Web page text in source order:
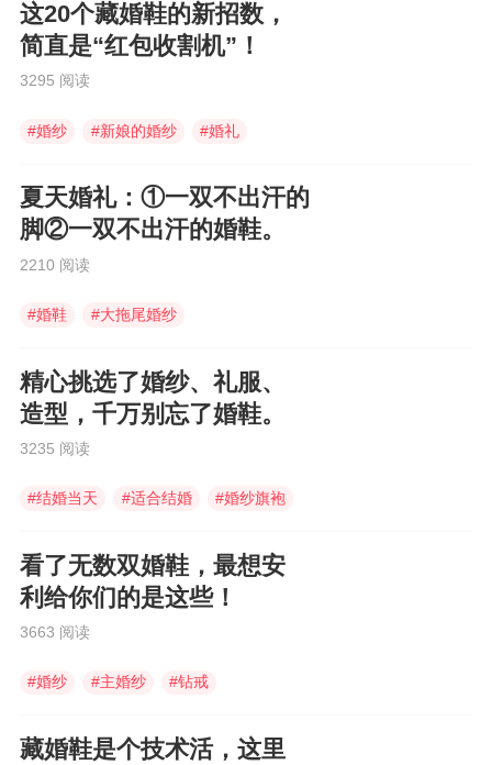
这20个藏婚鞋的新招数，
简直是“红包收割机”！
3295 阅读
#婚纱 #新娘的婚纱 #婚礼
夏天婚礼：①一双不出汗的
脚②一双不出汗的婚鞋。
2210 阅读
#婚鞋 #大拖尾婚纱
精心挑选了婚纱、礼服、
造型，千万别忘了婚鞋。
3235 阅读
#结婚当天 #适合结婚 #婚纱旗袍
看了无数双婚鞋，最想安
利给你们的是这些！
3663 阅读
#婚纱 #主婚纱 #钻戒
藏婚鞋是个技术活，这里